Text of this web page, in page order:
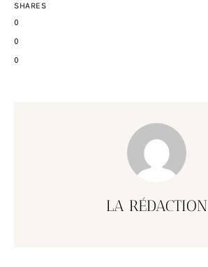
SHARES
0
0
0
LA RÉDACTION